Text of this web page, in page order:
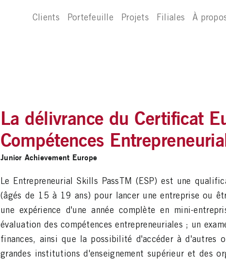
Clients Portefeuille Projets Filiales À
La délivrance du Certificat
Compétences
Junior Achievement Europe
Le Entrepreneurial Skills PassTM (ESP) est une
(âgés de 15 à 19 ans) pour lancer une entreprise ou
une expérience d'une année complète en mini-
évaluation des compétences entrepreneuriales ; un
finances, ainsi que la possibilité d'accéder à d'autres
grandes institutions d'enseignement supérieur et des